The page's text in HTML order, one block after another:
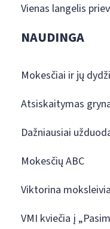
Vienas langelis
NAUDINGA
Mokesčiai ir jų
Atsiskaitymas
Dažniausiai
Mokesčių ABC
Viktorina
VMI kviečia į